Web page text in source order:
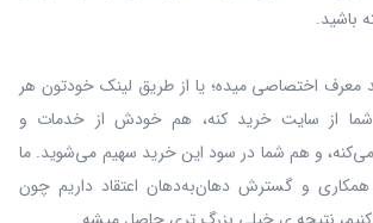
باشید.
معرف اختصاصی میده؛ یا از طریق لینک خودتون هر
از سایت خرید کنه، هم خودش از خدمات و
و هم شما در سود این خرید سهیم می‌شوید. ما
همکاری و گسترش دهان‌به‌دهان اعتقاد داریم چون